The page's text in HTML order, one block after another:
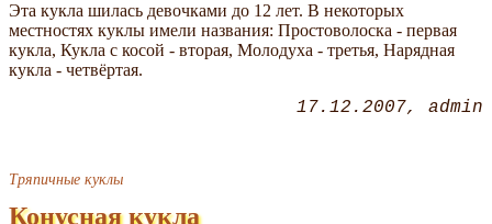
Эта кукла шилась девочками до 12 лет. В некоторых
местностях куклы имели названия: Простоволоска - первая
кукла, Кукла с косой - вторая, Молодуха - третья, Нарядная
кукла - четвёртая.
17.12.2007 admin
Тряпичные куклы
Конусная кукла